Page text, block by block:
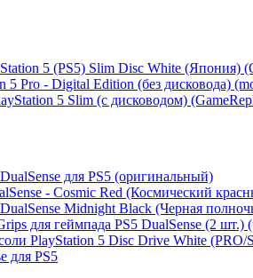
5 (PS5) Slim Disc White (Япония)
5 Pro - Digital Edition (без дисковода)
5 Slim (с дисководом)
для PS5 (оригинальный)
- Cosmic Red (Космический
Midnight Black (Черная
для геймпада PS5 DualSense (2 шт.)
PlayStation 5 Disc Drive White
для PS5